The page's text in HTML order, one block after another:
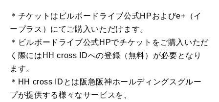
＊チケットはビルボードライブ公式HPおよびe+（イ
ープラス）にてご購入いただけます。
＊ビルボードライブ公式HPでチケットをご購入いただ
く際にはHH cross IDへの登録（無料）が必要となり
ます。
＊HH cross IDとは阪急阪神ホールディングスグルー
プが提供する様々なサービスを、